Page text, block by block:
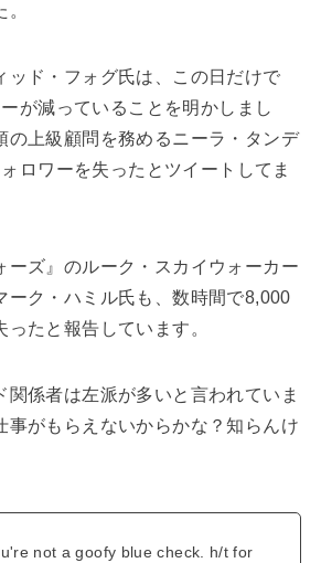
ッド・フォグ氏は、この日だけで
が減っていることを明かしまし
の上級顧問を務めるニーラ・タンデ
ロワーを失ったとツイートしてま
ーズ』のルーク・スカイウォーカー
ーク・ハミル氏も、数時間で8,000
ったと報告しています。
関係者は左派が多いと言われていま
事がもらえないからかな？知らんけ
not a goofy blue check. h/t for